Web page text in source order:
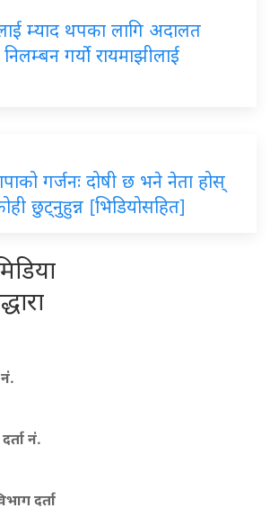
म्याद थपका लागि अदालत
गर्यो रायमाझीलाई
गर्जनः दोषी छ भने नेता होस्
छुट्नुहुन्न [भिडियोसहित]
नं.
नं.
दर्ता